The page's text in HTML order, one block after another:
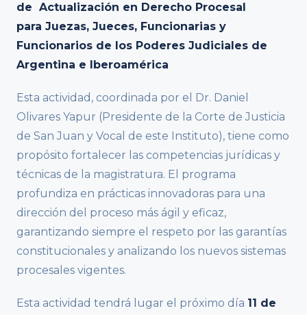
de Actualización en Derecho Procesal
para Juezas, Jueces, Funcionarias y
Funcionarios de los Poderes Judiciales de
Argentina e Iberoamérica
Esta actividad, coordinada por el Dr. Daniel
Olivares Yapur (Presidente de la Corte de Justicia
de San Juan y Vocal de este Instituto), tiene como
propósito fortalecer las competencias jurídicas y
técnicas de la magistratura. El programa
profundiza en prácticas innovadoras para una
dirección del proceso más ágil y eficaz,
garantizando siempre el respeto por las garantías
constitucionales y analizando los nuevos sistemas
procesales vigentes.
Esta actividad tendrá lugar el próximo día 11 de